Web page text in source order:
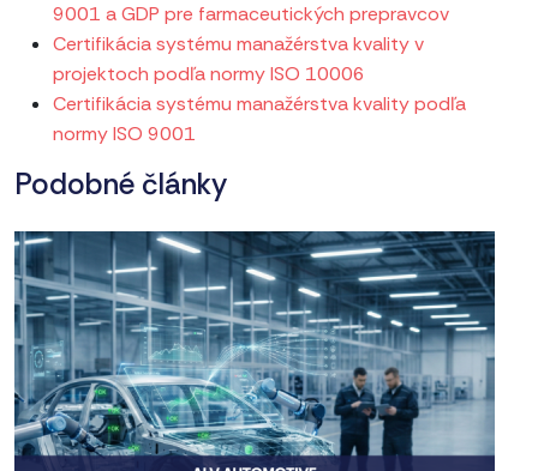
9001 a GDP pre farmaceutických prepravcov
Certifikácia systému manažérstva kvality v
projektoch podľa normy ISO 10006
Certifikácia systému manažérstva kvality podľa
normy ISO 9001
Podobné články